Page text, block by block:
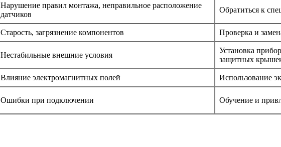
Нарушение правил монтажа, неправильное расположение
датчиков
Обратиться к
Старость, загрязнение компонентов Проверка и
Нестабильные внешние условия
Установка
защитных
Влияние электромагнитных полей Использование
Ошибки при подключении Обучение и